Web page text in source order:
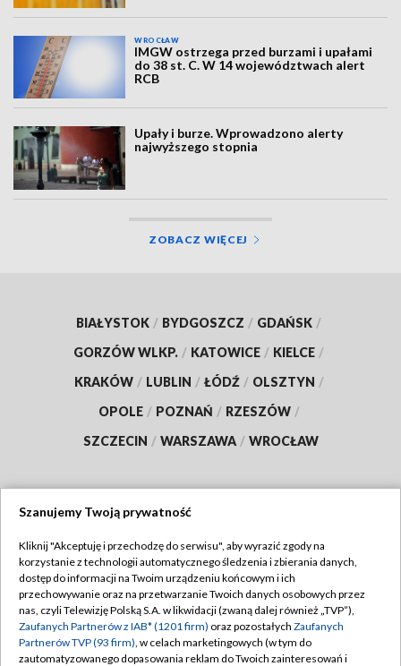
WROCŁAW
IMGW ostrzega przed burzami i upałami
do 38 st. C. W 14 województwach alert
RCB
Upały i burze. Wprowadzono alerty
najwyższego stopnia
ZOBACZ WIĘCEJ
BIAŁYSTOK / BYDGOSZCZ / GDAŃSK /
GORZÓW WLKP. / KATOWICE / KIELCE /
KRAKÓW / LUBLIN / ŁÓDŹ / OLSZTYN /
OPOLE / POZNAŃ / RZESZÓW /
SZCZECIN / WARSZAWA / WROCŁAW
TVP
Abonament TVP
Emisja w TVP
Centrum informacji TVP
Regulamin TVP
Polityka prywatności
Moje zgody
Szanujemy Twoją prywatność
Kliknij "Akceptuję i przechodzę do serwisu", aby wyrazić zgody na
korzystanie z technologii automatycznego śledzenia i zbierania danych,
dostęp do informacji na Twoim urządzeniu końcowym i ich
przechowywanie oraz na przetwarzanie Twoich danych osobowych przez
nas, czyli Telewizję Polską S.A. w likwidacji (zwaną dalej również „TVP”),
Zaufanych Partnerów z IAB* (1201 firm) oraz pozostałych Zaufanych
Partnerów TVP (93 firm), w celach marketingowych (w tym do
zautomatyzowanego dopasowania reklam do Twoich zainteresowań i